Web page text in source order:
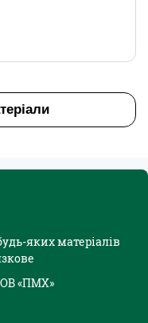
яких матеріалів
«ПМХ»